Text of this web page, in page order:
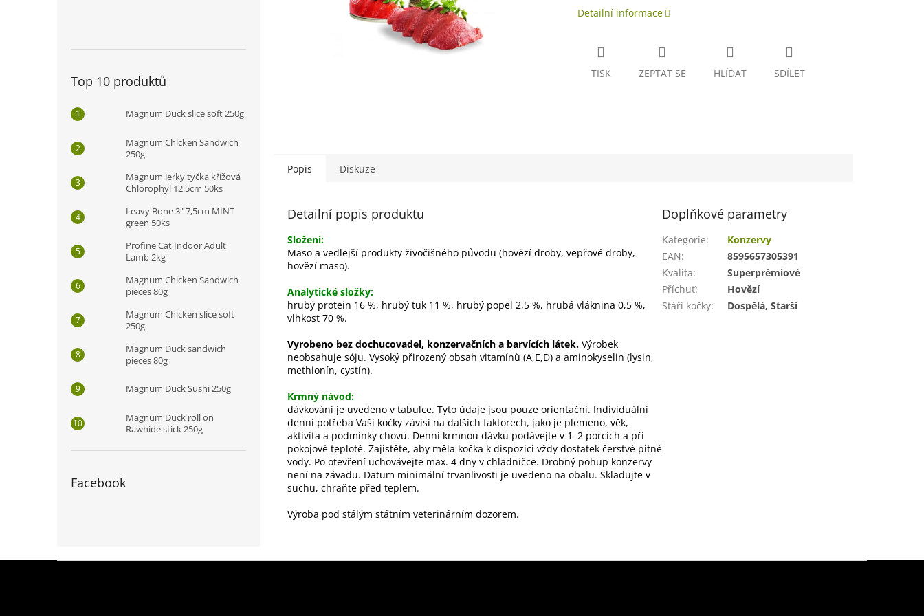
Top 10 produktů
Magnum Duck slice soft 250g
Magnum Chicken Sandwich
250g
Magnum Jerky tyčka křížová
Chlorophyl 12,5cm 50ks
Leavy Bone 3" 7,5cm MINT
green 50ks
Profine Cat Indoor Adult
Lamb 2kg
Magnum Chicken Sandwich
pieces 80g
Magnum Chicken slice soft
250g
Magnum Duck sandwich
pieces 80g
Magnum Duck Sushi 250g
Magnum Duck roll on
Rawhide stick 250g
Facebook
Detailní informace
TISK ZEPTAT SE HLÍDAT SDÍLET
Popis Diskuze
Detailní popis produktu
Složení:
Maso a vedlejší produkty živočišného původu (hovězí droby, vepřové droby,
hovězí maso).
Analytické složky:
hrubý protein 16 %, hrubý tuk 11 %, hrubý popel 2,5 %, hrubá vláknina 0,5 %,
vlhkost 70 %.
Vyrobeno bez dochucovadel, konzervačních a barvících látek. Výrobek
neobsahuje sóju. Vysoký přirozený obsah vitamínů (A,E,D) a aminokyselin (lysin,
methionín, cystín).
Krmný návod:
dávkování je uvedeno v tabulce. Tyto údaje jsou pouze orientační. Individuální
denní potřeba Vaší kočky závisí na dalších faktorech, jako je plemeno, věk,
aktivita a podmínky chovu. Denní krmnou dávku podávejte v 1–2 porcích a při
pokojové teplotě. Zajistěte, aby měla kočka k dispozici vždy dostatek čerstvé pitné
vody. Po otevření uchovávejte max. 4 dny v chladničce. Drobný pohup konzervy
není na závadu. Datum minimální trvanlivosti je uvedeno na obalu. Skladujte v
suchu, chraňte před teplem.
Výroba pod stálým státním veterinárním dozorem.
Doplňkové parametry
Kategorie:
Konzervy
EAN:
8595657305391
Kvalita:
Superprémiové
Příchuť:
Hovězí
Stáří kočky: Dospělá, Starší
Z